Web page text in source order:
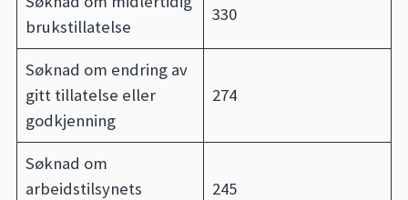
brukstillatelse
330
Søknad om endring av
gitt tillatelse eller
godkjenning
274
Søknad om
arbeidstilsynets
245